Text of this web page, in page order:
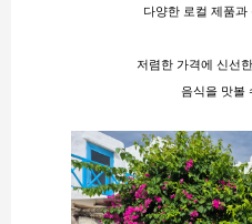
다양한 로컬 제품과
저렴한 가격에 신선
음식을 맛볼